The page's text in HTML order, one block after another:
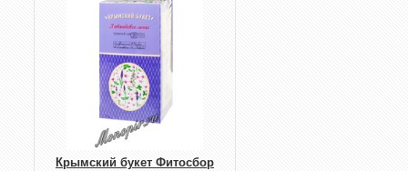
Крымский букет Фитосбор